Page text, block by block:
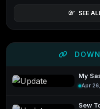
SEE
My
Apr
Sew